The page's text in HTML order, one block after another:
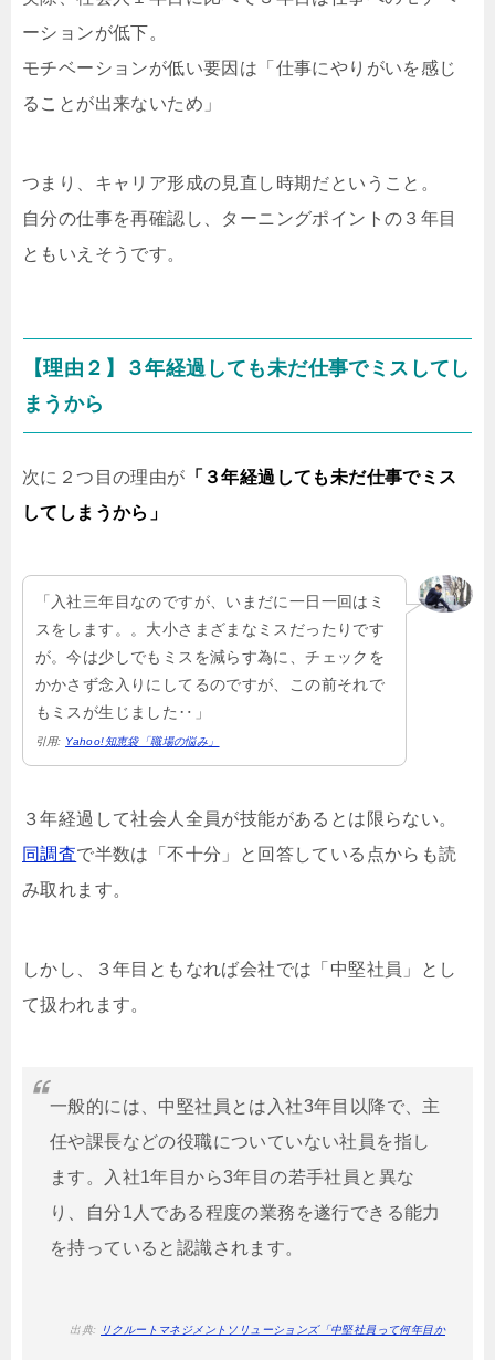
ーションが低下。
モチベーションが低い要因は「仕事にやりがいを感じ
ることが出来ないため」
つまり、キャリア形成の見直し時期だということ。
自分の仕事を再確認し、ターニングポイントの３年目
ともいえそうです。
【理由２】３年経過しても未だ仕事でミスしてし
まうから
次に２つ目の理由が 「３年経過しても未だ仕事でミス
してしまうから」
「入社三年目なのですが、いまだに一日一回はミ
スをします。。大小さまざまなミスだったりです
が。今は少しでもミスを減らす為に、チェックを
かかさず念入りにしてるのですが、この前それで
もミスが生じました‥」
引用: Yahoo!知恵袋「職場の悩み」
３年経過して社会人全員が技能があるとは限らない。
同調査で半数は「不十分」と回答している点からも読
み取れます。
しかし、３年目ともなれば会社では「中堅社員」とし
て扱われます。
一般的には、中堅社員とは入社3年目以降で、主
任や課長などの役職についていない社員を指し
ます。入社1年目から3年目の若手社員と異な
り、自分1人である程度の業務を遂行できる能力
を持っていると認識されます。
出典: リクルートマネジメントソリューションズ「中堅社員って何年目か